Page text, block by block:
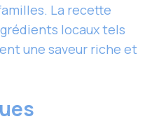
La recette
locaux tels
une saveur riche et